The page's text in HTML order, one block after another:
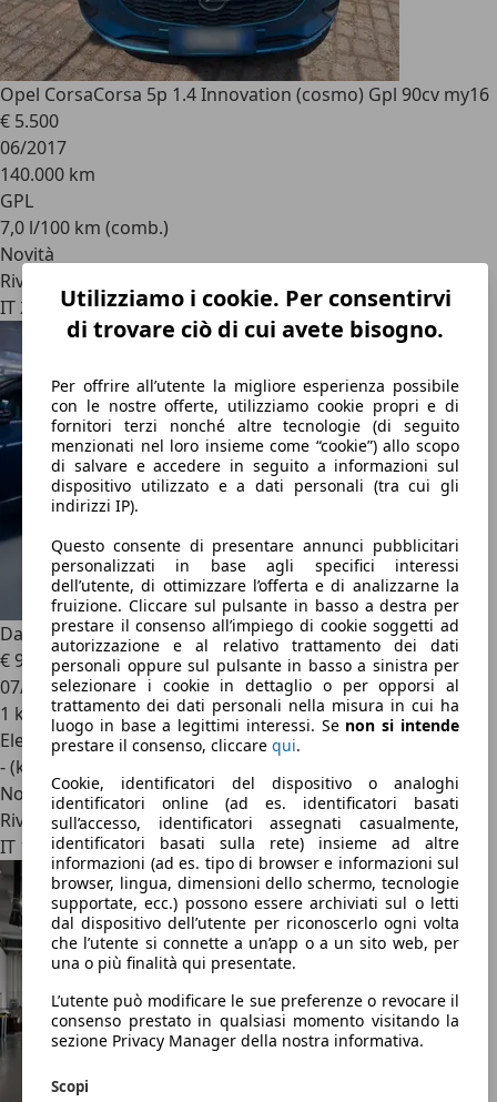
Utilizziamo i cookie. Per consentirvi
di trovare ciò di cui avete bisogno.
Per offrire all’utente la migliore esperienza possibile
con le nostre offerte, utilizziamo cookie propri e di
fornitori terzi nonché altre tecnologie (di seguito
menzionati nel loro insieme come “cookie”) allo scopo
di salvare e accedere in seguito a informazioni sul
dispositivo utilizzato e a dati personali (tra cui gli
indirizzi IP).
Questo consente di presentare annunci pubblicitari
personalizzati in base agli specifici interessi
dell’utente, di ottimizzare l’offerta e di analizzarne la
fruizione. Cliccare sul pulsante in basso a destra per
prestare il consenso all’impiego di cookie soggetti ad
autorizzazione e al relativo trattamento dei dati
personali oppure sul pulsante in basso a sinistra per
selezionare i cookie in dettaglio o per opporsi al
trattamento dei dati personali nella misura in cui ha
luogo in base a legittimi interessi. Se non si intende
prestare il consenso, cliccare qui.
Cookie, identificatori del dispositivo o analoghi
identificatori online (ad es. identificatori basati
sull’accesso, identificatori assegnati casualmente,
identificatori basati sulla rete) insieme ad altre
informazioni (ad es. tipo di browser e informazioni sul
browser, lingua, dimensioni dello schermo, tecnologie
supportate, ecc.) possono essere archiviati sul o letti
dal dispositivo dell’utente per riconoscerlo ogni volta
che l’utente si connette a un’app o a un sito web, per
una o più finalità qui presentate.
L’utente può modificare le sue preferenze o revocare il
consenso prestato in qualsiasi momento visitando la
sezione Privacy Manager della nostra informativa.
Scopi
Opel CorsaCorsa 5p 1.4 Innovation (cosmo) Gpl 90cv my16
€ 5.500
06/2017
140.000 km
GPL
7,0 l/100 km (comb.)
Novità
Rivenditore
IT 27026
Dacia SpringExtreme Electric 65 (48kW)
€ 9.900
07/2023
1 km
Elettrica
- (kWh/100 km)
Novità
Rivenditore
IT 10154